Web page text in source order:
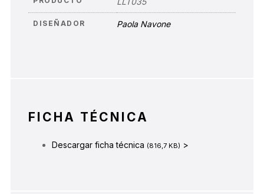
DISEÑADOR Paola Navone
FICHA TÉCNICA
Descargar ficha técnica (816,7 KB) >